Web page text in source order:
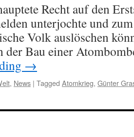
Recht auf den
unterjochte und
Volk auslöschen
der Bau einer
→
, News | Tagged Atomkrieg, Günter